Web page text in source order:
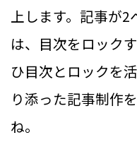
上します。記事が
は、目次をロック
ひ目次とロックを
り添った記事制作
ね。